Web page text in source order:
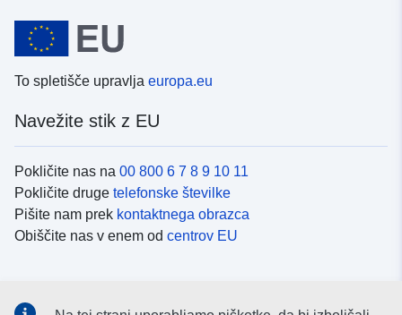
To spletišče upravlja europa.eu
Navežite stik z EU
Pokličite nas na 00 800 6 7 8 9 10 11
Pokličite druge telefonske številke
Pišite nam prek kontaktnega obrazca
Obiščite nas v enem od centrov EU